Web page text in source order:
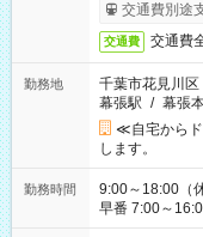
交通費別途
交通費 交通費
勤務地
千葉市花見川区
幕張駅 / 幕張
≪自宅から
します。
勤務時間
9:00～18:00（休憩60分） ■ご希望が
早番 7:00～16:00 遅番
い」 「余裕を